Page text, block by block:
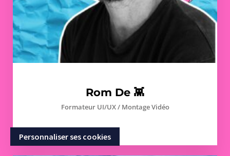
Rom De 👾
Formateur UI/UX / Montage Vidéo
Personnaliser ses cookies